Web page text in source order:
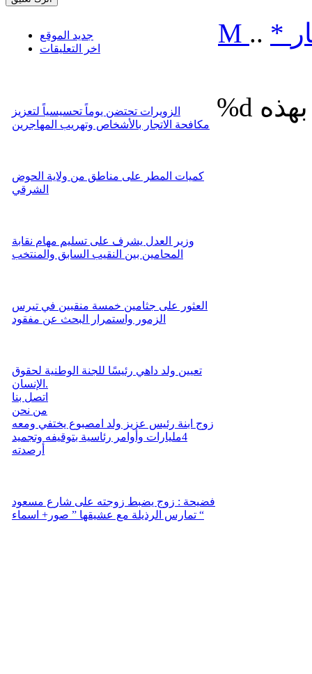
جديد الموقع
اخر التعليقات
الزويرات تحتضن يوماً تحسيسياً لتعزيز
مكافحة الاتجار بالأشخاص وتهريب المهاجرين
كميات المطر على مناطق من ولاية الحوض
الشرقي
وزير العدل يشرف على تسليم مهام نقابة
المحامين بين النقيب السابق والمنتخب
العثور على جثامين خمسة منقبين في تيرس
الزمور واستمرار البحث عن مفقود
تعيين ولد داهي رئيسًا للجنة الوطنية لحقوق
الإنسان.
اتصل بنا
من نحن
زوج ابنة رئيس عزيز ولد امصبوع يختفي ومعه
4مليارات وأوامر رئاسية بتوقيفه وتجميد
أرصدته
فضيحة : زوج يضبط زوجته على شارع مسعود
تمارس الرذيلة مع عشيقها ” صور+ اسماء “
M .. *
%d